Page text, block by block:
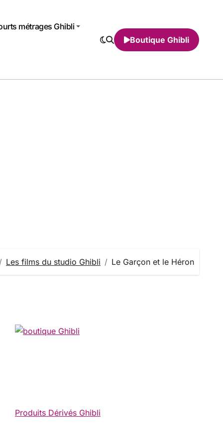
métrages Ghibli
Boutique Ghibli
Les films du studio Ghibli Le Garçon et le Héron
Produits Dérivés Ghibli